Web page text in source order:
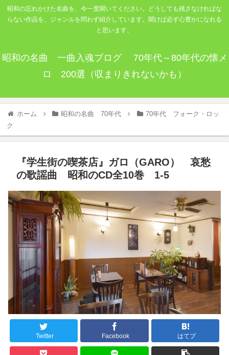
昭和の忘れかけた名曲を、今一度聞いてください。どうしても残さなければな
らない作品を、ジャンルを問わず紹介しています。聞けば必ず心豊かになれる
と思います。
昭和の名曲 一曲入魂ブログ 70年代～80年代の懐メ
ロ 200選（収まりきれないかも）
ホーム 昭和の名曲 70年代
70年代 フォーク・ロッ
ク
『学生街の喫茶店』ガロ（GARO） 哀愁
の歌謡曲 昭和のCD全10巻 1-5
Twitter Facebook はてブ